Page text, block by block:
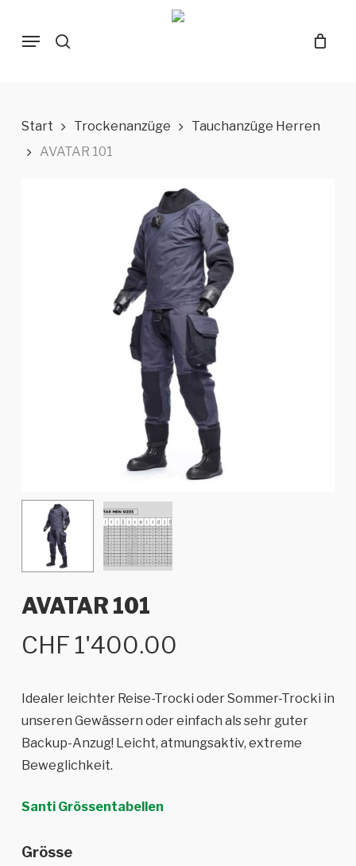
Menu
Start Trockenanzüge
Tauchanzüge Herren
AVATAR 101
AVATAR 101
CHF 1'400.00
Idealer leichter Reise-Trocki oder Sommer-Trocki in
unseren Gewässern oder einfach als sehr guter
Backup-Anzug! Leicht, atmungsaktiv, extreme
Beweglichkeit.
Santi Grössentabellen
Grösse